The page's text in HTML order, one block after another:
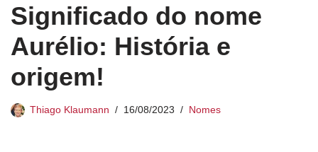
Significado do nome
Aurélio: História e
origem!
Thiago Klaumann 16/08/2023 Nomes